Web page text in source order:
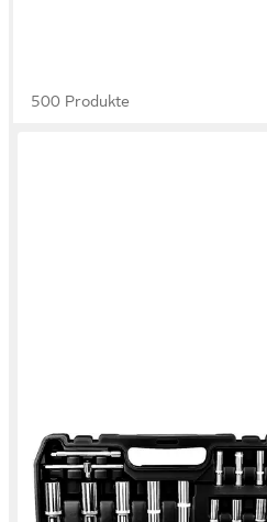
500 Produkte